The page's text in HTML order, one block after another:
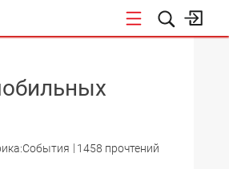
1458 прочтений